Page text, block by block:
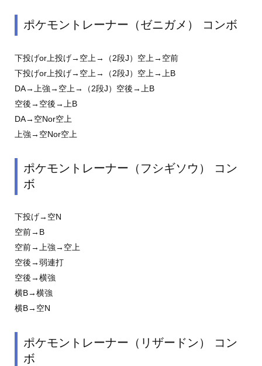
ポケモントレーナー（ゼニガメ） コンボ
下投げor上投げ→空上→（2段J）空上→空前
下投げor上投げ→空上→（2段J）空上→上B
DA→上強→空上→（2段J）空後→上B
空後→空後→上B
DA→空Nor空上
上強→空Nor空上
ポケモントレーナー（フシギソウ） コン
ボ
下投げ→空N
空前→B
空前→上強→空上
空後→弱連打
空後→横強
横B→横強
横B→空N
ポケモントレーナー（リザードン） コン
ボ